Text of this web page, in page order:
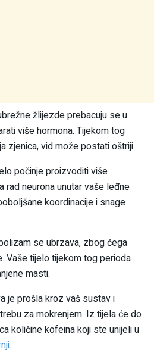
žlijezde prebacuju se u
više hormona. Tijekom tog
zjenica, vid može postati oštriji.
počinje proizvoditi više
rad neurona unutar vaše leđne
koordinacije i snage
se ubrzava, zbog čega
Vaše tijelo tijekom tog perioda
masti.
je prošla kroz vaš sustav i
za mokrenjem. Iz tijela će do
količine kofeina koji ste unijeli u
.